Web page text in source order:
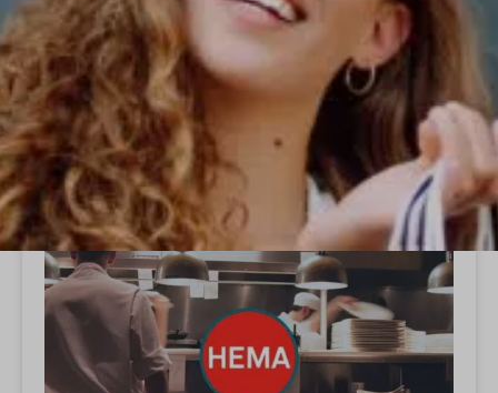
ALLEFOODSERVICE IN RETAIL
Foodservice in Retail